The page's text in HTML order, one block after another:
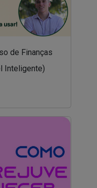
de Finanças
Inteligente)